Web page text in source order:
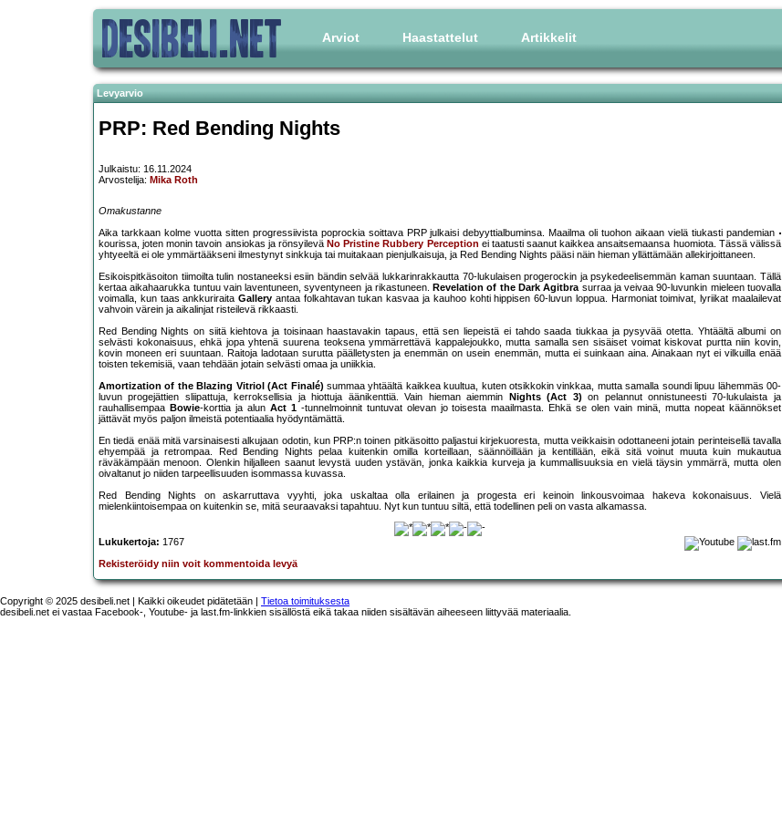
Arviot Haastattelut Artikkelit
Levyarvio
PRP: Red Bending Nights
Julkaistu: 16.11.2024
Arvostelija: Mika Roth
Omakustanne
Aika tarkkaan kolme vuotta sitten progressiivista poprockia soittava PRP julkaisi debyyttialbuminsa. Maailma oli tuohon aikaan vielä tiukasti pandemian
kourissa, joten monin tavoin ansiokas ja rönsyilevä No Pristine Rubbery Perception ei taatusti saanut kaikkea ansaitsemaansa huomiota. Tässä välissä
yhtyeeltä ei ole ymmärtääkseni ilmestynyt sinkkuja tai muitakaan pienjulkaisuja, ja Red Bending Nights pääsi näin hieman yllättämään allekirjoittaneen.
Esikoispitkäsoiton tiimoilta tulin nostaneeksi esiin bändin selvää lukkarinrakkautta 70-lukulaisen progerockin ja psykedeelisemmän kaman suuntaan. Tällä
kertaa aikahaarukka tuntuu vain laventuneen, syventyneen ja rikastuneen. Revelation of the Dark Agitbrasurraa ja veivaa 90-luvunkin mieleen tuovalla
voimalla, kun taas ankkuriraitaGallery antaa folkahtavan tukan kasvaa ja kauhoo kohti hippisen 60-luvun loppua. Harmoniat toimivat, lyriikat maalailevat
vahvoin värein ja aikalinjat risteilevä rikkaasti.
Red Bending Nights on siitä kiehtova ja toisinaan haastavakin tapaus, että sen liepeistä ei tahdo saada tiukkaa ja pysyvää otetta. Yhtäältä albumi on
selvästi kokonaisuus, ehkä jopa yhtenä suurena teoksena ymmärrettävä kappalejoukko, mutta samalla sen sisäiset voimat kiskovat purtta niin kovin,
kovin moneen eri suuntaan. Raitoja ladotaan surutta päälletysten ja enemmän on usein enemmän, mutta ei suinkaan aina. Ainakaan nyt ei vilkuilla enää
toisten tekemisiä, vaan tehdään jotain selvästi omaa ja uniikkia.
Amortization of the Blazing Vitriol (Act Finalé) summaa yhtäältä kaikkea kuultua, kuten otsikkokin vinkkaa, mutta samalla soundi lipuu lähemmäs 00-
luvun progejättien sliipattuja, kerroksellisia ja hiottuja äänikenttiä. Vain hieman aiemmin
Nights (Act 3) on pelannut onnistuneesti 70-lukulaista ja
rauhallisempaa Bowie-korttia ja alun Act 1-tunnelmoinnit tuntuvat olevan jo toisesta maailmasta. Ehkä se olen vain minä, mutta nopeat käännökset
jättävät myös paljon ilmeistä potentiaalia hyödyntämättä.
En tiedä enää mitä varsinaisesti alkujaan odotin, kun PRP:n toinen pitkäsoitto paljastui kirjekuoresta, mutta veikkaisin odottaneeni jotain perinteisellä tavalla
ehyempää ja retrompaa. Red Bending Nights pelaa kuitenkin omilla korteillaan, säännöillään ja kentillään, eikä sitä voinut muuta kuin mukautua
räväkämpään menoon. Olenkin hiljalleen saanut levystä uuden ystävän, jonka kaikkia kurveja ja kummallisuuksia en vielä täysin ymmärrä, mutta olen
oivaltanut jo niiden tarpeellisuuden isommassa kuvassa.
Red Bending Nights on askarruttava vyyhti, joka uskaltaa olla erilainen ja progesta eri keinoin linkousvoimaa hakeva kokonaisuus. Vielä
mielenkiintoisempaa on kuitenkin se, mitä seuraavaksi tapahtuu. Nyt kun tuntuu siltä, että todellinen peli on vasta alkamassa.
Lukukertoja: 1767
Rekisteröidy niin voit kommentoida levyä
Copyright © 2025 desibeli.net | Kaikki oikeudet pidätetään | Tietoa toimituksesta
desibeli.net ei vastaa Facebook-, Youtube- ja last.fm-linkkien sisällöstä eikä takaa niiden sisältävän aiheeseen liittyvää materiaalia.